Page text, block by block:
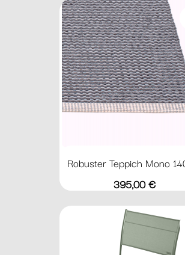
Robuster Teppich Mono
Preis
395,00 €